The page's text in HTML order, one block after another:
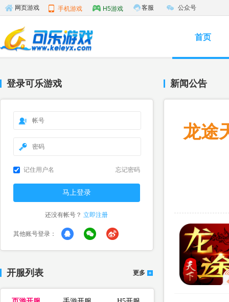
网页游戏 手机游戏 H5游戏 客服 公众号
首页
登录可乐游戏
记住用户名 忘记密码
还没有帐号？ 立即注册
其他账号登录：
开服列表 更多
新闻公告
龙途